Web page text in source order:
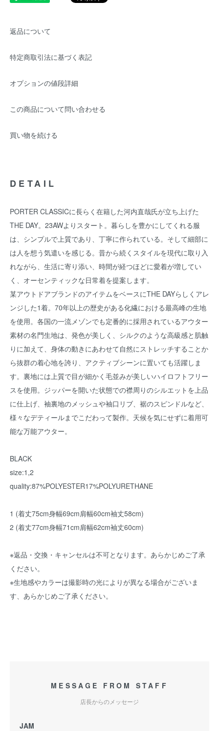
返品について
特定商取引法に基づく表記
オプションの値段詳細
この商品について問い合わせる
買い物を続ける
DETAIL
PORTER CLASSICに長らく在籍した河内直哉氏が立ち上げた
THE DAY。23AWよりスタート。暮らしを豊かにしてくれる服
は、シンプルで上質であり、丁寧に作られている。そして細部に
は人を想う気遣いを感じる。昔から続くスタイルを現代に取り入
れながら、生活に寄り添い、時間が経つほどに愛着が増してい
く、オーセンティックな日常着を提案します。
某アウトドアブランドのアイテムをベースにTHE DAYらしくアレ
ンジした1着。70年以上の歴史がある化繊における最高峰の生地
を使用。各国の一流メゾンでも定番的に採用されているアウター
素材の名門生地は、発色が美しく、シルクのような高級感と肌触
りに加えて、身体の動きにあわせて自然にストレッチすることか
ら抜群の着心地を誇り、アクティブシーンに置いても活躍しま
す。裏地には上質で目が細かく毛並みが美しいハイロフトフリー
スを使用。ジッパーを開いた状態での襟周りのシルエットを上品
に仕上げ、袖裏地のメッシュや袖口リブ、裾のスピンドルなど、
様々なデティールまでこだわって製作。天候を気にせずに着用可
能な万能アウター。
BLACK
size:1,2
quality:87%POLYESTER17%POLYURETHANE
1 (着丈75cm身幅69cm肩幅60cm袖丈58cm)
2 (着丈77cm身幅71cm肩幅62cm袖丈60cm)
※返品・交換・キャンセルは不可となります。あらかじめご了承
ください。
※生地感やカラーは撮影時の光によりが異なる場合がございま
す、あらかじめご了承ください。
MESSAGE FROM STAFF
店長からのメッセージ
JAM